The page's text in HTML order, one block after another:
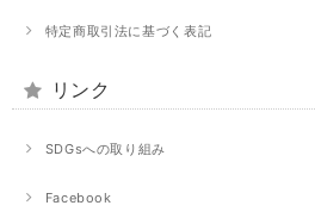
特定商取引法に基づく表記
リンク
SDGsへの取り組み
Facebook